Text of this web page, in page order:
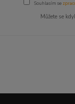
Souhlasím se
Můžete se